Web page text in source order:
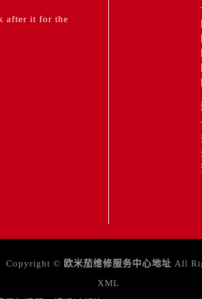
需提前预约）
需提前预约）
提前预约）
售后服务中心（需提前预约）
修授权店1楼售后服务中心（需提前预约）
后服务中心（需提前预约）
务中心（需提前预约）
after it for the
Copyright © 欧米茄维修服务中心地址 All
XML